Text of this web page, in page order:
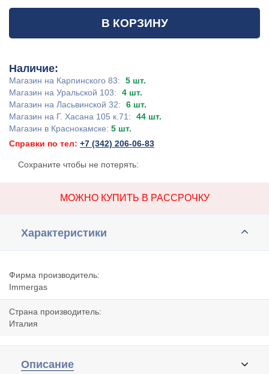
В КОРЗИНУ
Наличие:
Магазин на Карпинского 83:
5 шт.
Магазин на Уральской 103:
4 шт.
Магазин на Ласьвинской 32:
6 шт.
Магазин на Г. Хасана 105 к.71:
44 шт.
Магазин в Краснокамске: 5 шт.
Справки по тел: +7 (342) 206-06-83
Сохраните чтобы не потерять:
МОЖНО КУПИТЬ В РАССРОЧКУ
Характеристики
Фирма производитель:
Immergas
Страна производитель:
Италия
Описание